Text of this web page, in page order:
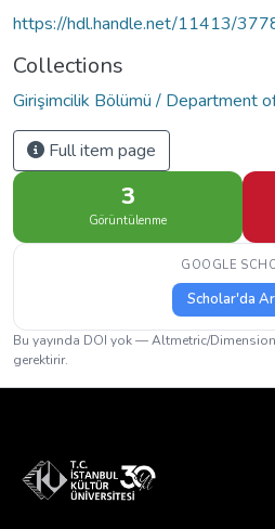
https://hdl.handle.net/11413/
Collections
Girişimcilik Bölümü / Department
Full item page
3
Görüntülenme
GOOGLE
Scholar'da
Bu yayında DOI yok — Altmetric/
gerektirir.